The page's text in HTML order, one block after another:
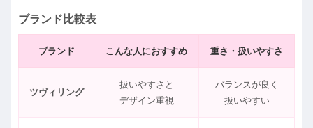
ブランド比較表
ブランド こんな人におすすめ 重さ・扱いやすさ
ツヴィリング
扱いやすさと
デザイン重視
バランスが良く
扱いやすい